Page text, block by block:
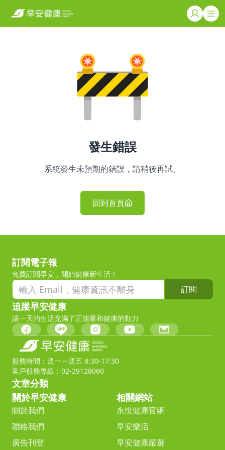
發生錯誤
系統發生未預期的錯誤，請稍後再試。
回到首頁
訂閱電子報
免費訂閱早安，開始健康新生活！
訂閱
追蹤早安健康
讓一天的生活充滿了正能量和健康的動力
服務時間：週一～週五 8:30-17:30
客戶服務專線：02-29128060
文章分類
關於早安健康
關於我們
聯絡我們
廣告刊登
相關網站
永悅健康官網
早安樂活
早安健康嚴選